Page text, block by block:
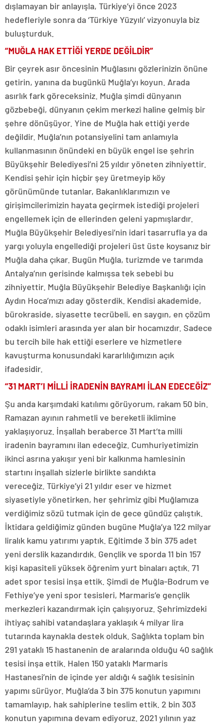
dışlamayan bir anlayışla, Türkiye’yi önce 2023
hedefleriyle sonra da ‘Türkiye Yüzyılı’ vizyonuyla biz
buluşturduk.
“MUĞLA HAK ETTİĞİ YERDE DEĞİLDİR”
Bir çeyrek asır öncesinin Muğlasını gözlerinizin önüne
getirin, yanına da bugünkü Muğla’yı koyun. Arada
asırlık fark göreceksiniz. Muğla şimdi dünyanın
gözbebeği, dünyanın çekim merkezi haline gelmiş bir
şehre dönüşüyor. Yine de Muğla hak ettiği yerde
değildir. Muğla’nın potansiyelini tam anlamıyla
kullanmasının önündeki en büyük engel ise şehrin
Büyükşehir Belediyesi’ni 25 yıldır yöneten zihniyettir.
Kendisi şehir için hiçbir şey üretmeyip köy
görünümünde tutanlar, Bakanlıklarımızın ve
girişimcilerimizin hayata geçirmek istediği projeleri
engellemek için de ellerinden geleni yapmışlardır.
Muğla Büyükşehir Belediyesi’nin idari tasarrufla ya da
yargı yoluyla engellediği projeleri üst üste koysanız bir
Muğla daha çıkar. Bugün Muğla, turizmde ve tarımda
Antalya’nın gerisinde kalmışsa tek sebebi bu
zihniyettir. Muğla Büyükşehir Belediye Başkanlığı için
Aydın Hoca’mızı aday gösterdik. Kendisi akademide,
bürokraside, siyasette tecrübeli, en saygın, en çözüm
odaklı isimleri arasında yer alan bir hocamızdır. Sadece
bu tercih bile hak ettiği eserlere ve hizmetlere
kavuşturma konusundaki kararlılığımızın açık
ifadesidir.
“31 MART’I MİLLİ İRADENİN BAYRAMI İLAN EDECEĞİZ”
Şu anda karşımdaki katılımı görüyorum, rakam 50 bin.
Ramazan ayının rahmetli ve bereketli iklimine
yaklaşıyoruz. İnşallah beraberce 31 Mart’ta milli
iradenin bayramını ilan edeceğiz. Cumhuriyetimizin
ikinci asrına yakışır yeni bir kalkınma hamlesinin
startını inşallah sizlerle birlikte sandıkta
vereceğiz. Türkiye’yi 21 yıldır eser ve hizmet
siyasetiyle yönetirken, her şehrimiz gibi Muğlamıza
verdiğimiz sözü tutmak için de gece gündüz çalıştık.
İktidara geldiğimiz günden bugüne Muğla’ya 122 milyar
liralık kamu yatırımı yaptık. Eğitimde 3 bin 375 adet
yeni derslik kazandırdık. Gençlik ve sporda 11 bin 157
kişi kapasiteli yüksek öğrenim yurt binaları açtık. 71
adet spor tesisi inşa ettik. Şimdi de Muğla-Bodrum ve
Fethiye’ye yeni spor tesisleri, Marmaris’e gençlik
merkezleri kazandırmak için çalışıyoruz. Şehrimizdeki
ihtiyaç sahibi vatandaşlara yaklaşık 4 milyar lira
tutarında kaynakla destek olduk. Sağlıkta toplam bin
291 yataklı 15 hastanenin de aralarında olduğu 40 sağlık
tesisi inşa ettik. Halen 150 yataklı Marmaris
Hastanesi’nin de içinde yer aldığı 4 sağlık tesisinin
yapımı sürüyor. Muğla’da 3 bin 375 konutun yapımını
tamamlayıp, hak sahiplerine teslim ettik. 2 bin 303
konutun yapımına devam ediyoruz. 2021 yılının yaz